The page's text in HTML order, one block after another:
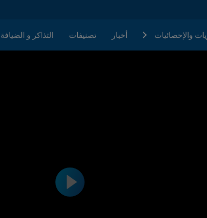
والإحصائيات أخبار تصنيفات التذاكر و الضيافة